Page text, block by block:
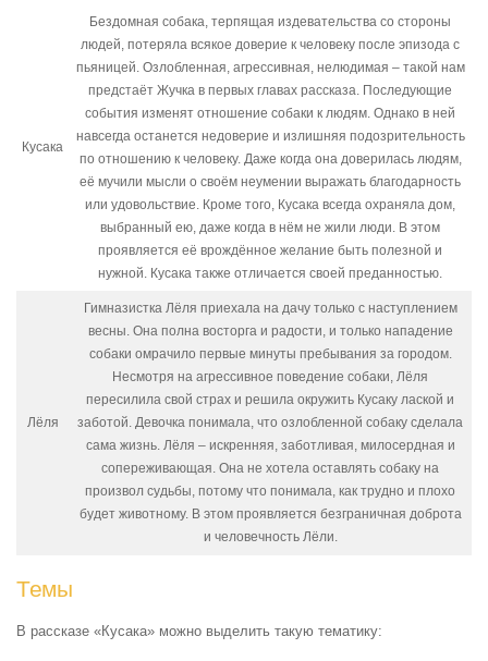
Кусака
Бездомная собака, терпящая издевательства со стороны
людей, потеряла всякое доверие к человеку после эпизода с
пьяницей. Озлобленная, агрессивная, нелюдимая – такой нам
предстаёт Жучка в первых главах рассказа. Последующие
события изменят отношение собаки к людям. Однако в ней
навсегда останется недоверие и излишняя подозрительность
по отношению к человеку. Даже когда она доверилась людям,
её мучили мысли о своём неумении выражать благодарность
или удовольствие. Кроме того, Кусака всегда охраняла дом,
выбранный ею, даже когда в нём не жили люди. В этом
проявляется её врождённое желание быть полезной и
нужной. Кусака также отличается своей преданностью.
Лёля
Гимназистка Лёля приехала на дачу только с наступлением
весны. Она полна восторга и радости, и только нападение
собаки омрачило первые минуты пребывания за городом.
Несмотря на агрессивное поведение собаки, Лёля
пересилила свой страх и решила окружить Кусаку лаской и
заботой. Девочка понимала, что озлобленной собаку сделала
сама жизнь. Лёля – искренняя, заботливая, милосердная и
сопереживающая. Она не хотела оставлять собаку на
произвол судьбы, потому что понимала, как трудно и плохо
будет животному. В этом проявляется безграничная доброта
и человечность Лёли.
Темы
В рассказе «Кусака» можно выделить такую тематику: